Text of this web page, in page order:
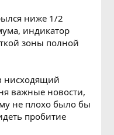
ниже 1/2
индикатор
зоны полной
нисходящий
важные новости,
не плохо было бы
пробитие